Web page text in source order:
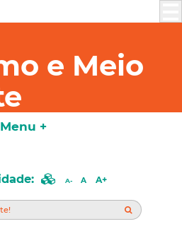
e Meio
A